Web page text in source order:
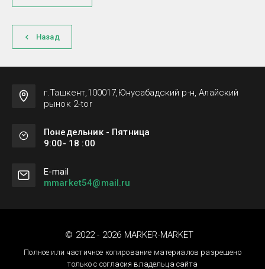
Назад
г.Ташкент,100017,Юнусабадский р-н, Алайский
рынок 2-tor
Понедельник - Пятница
9:00- 18 :00
Е-mail
mmarket54@mail.ru
© 2022 - 2026 MARKER-MARKET
Полное или частичное копирование материалов разрешено
только с согласия владельца сайта